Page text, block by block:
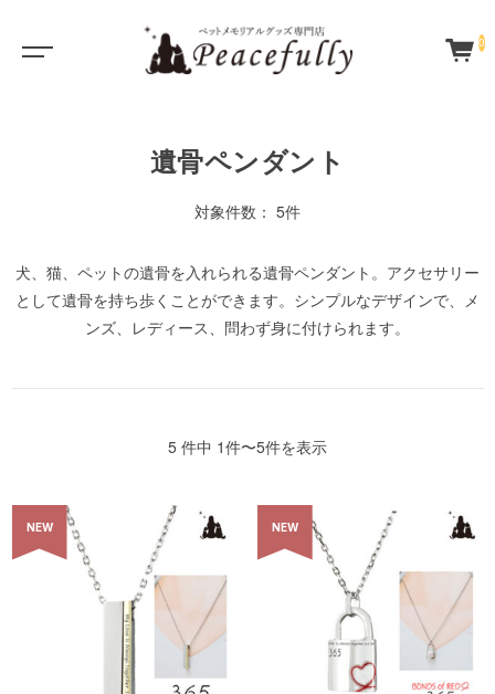
0
遺骨ペンダント
対象件数： 5件
犬、猫、ペットの遺骨を入れられる遺骨ペンダント。アクセサリー
として遺骨を持ち歩くことができます。シンプルなデザインで、メ
ンズ、レディース、問わず身に付けられます。
5 件中 1件〜5件を表示
NEW NEW